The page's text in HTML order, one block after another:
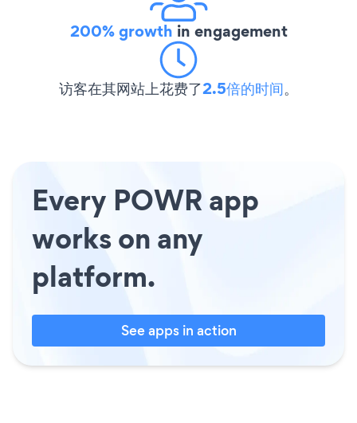
200% growth in engagement
访客在其网站上花费了2.5倍的时间。
Every POWR app
works on any
platform.
See apps in action